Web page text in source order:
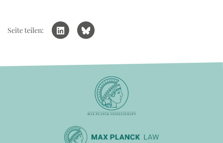
Seite teilen: